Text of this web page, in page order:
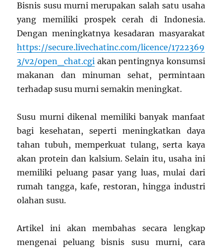
Bisnis susu murni merupakan salah satu usaha
yang memiliki prospek cerah di Indonesia.
Dengan meningkatnya kesadaran masyarakat
https://secure.livechatinc.com/licence/1722369
3/v2/open_chat.cgi akan pentingnya konsumsi
makanan dan minuman sehat, permintaan
terhadap susu murni semakin meningkat.
Susu murni dikenal memiliki banyak manfaat
bagi kesehatan, seperti meningkatkan daya
tahan tubuh, memperkuat tulang, serta kaya
akan protein dan kalsium. Selain itu, usaha ini
memiliki peluang pasar yang luas, mulai dari
rumah tangga, kafe, restoran, hingga industri
olahan susu.
Artikel ini akan membahas secara lengkap
mengenai peluang bisnis susu murni, cara